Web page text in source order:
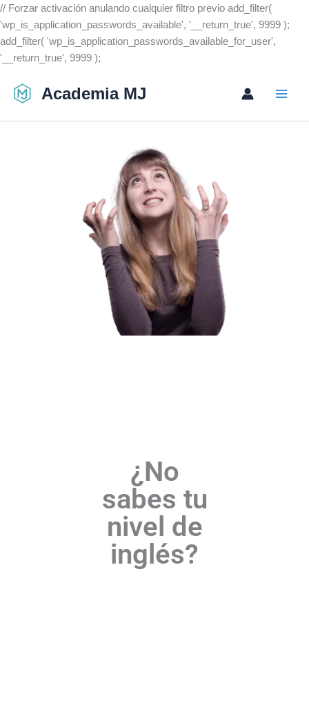
// Forzar activación anulando cualquier filtro previo add_filter(
'wp_is_application_passwords_available', '__return_true', 9999 );
add_filter( 'wp_is_application_passwords_available_for_user',
'__return_true', 9999 );
Ir
al
contenido
Academia MJ
¿No
sabes tu
nivel de
inglés?